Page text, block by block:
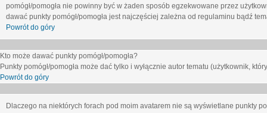
pomógł/pomogła nie powinny być w żaden sposób egzekwowane przez
dawać punkty pomógł/pomogła jest najczęściej zależna od regulaminu bądź
Powrót do góry
Kto może dawać punkty pomógł/pomogła?
Punkty pomógł/pomogła może dać tylko i wyłącznie autor tematu (użytkownik,
Powrót do góry
Dlaczego na niektórych forach pod moim avatarem nie są wyświetlane punkty